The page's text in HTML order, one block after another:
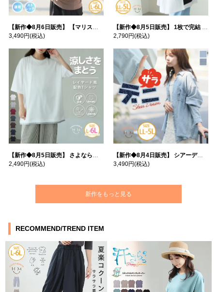
【新作◆8月6日販売】 【マリスポーツ】 運動初心者さんのための フード付き パーカー | 大きいサイズの通販ならハッピーマリリン
3,490円(税込)
【新作◆8月5日販売】 1枚で完結 袖口＆バック フハク使い トップス | 大きいサイズの通販ならハッピーマリリン
2,790円(税込)
【新作◆8月5日販売】 さよなら猛暑 涼しさを着る 遮熱 接触冷感 吸水・速乾 五分袖 コンフォートメッシュ 配色レイヤード 風ゆる Tシャツ | 大きいサイズの通販ならハッピーマリリン
2,490円(税込)
【新作◆8月4日販売】 シアーデニムで お洒落に肌隠し | 大きいサイズの通販ならハッピーマリリン
3,490円(税込)
新作をもっと見る
RECOMMEND/TREND ITEM